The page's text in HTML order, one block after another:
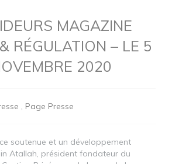
MAGAZINE
RÉGULATION – LE 5
2020
Page Presse
soutenue et un développement
Atallah, président fondateur du